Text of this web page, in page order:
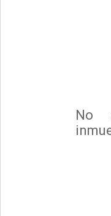
No